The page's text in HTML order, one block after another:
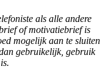
als alle andere
of motivatiebrief is
mogelijk aan te sluiten
gebruikelijk, gebruik